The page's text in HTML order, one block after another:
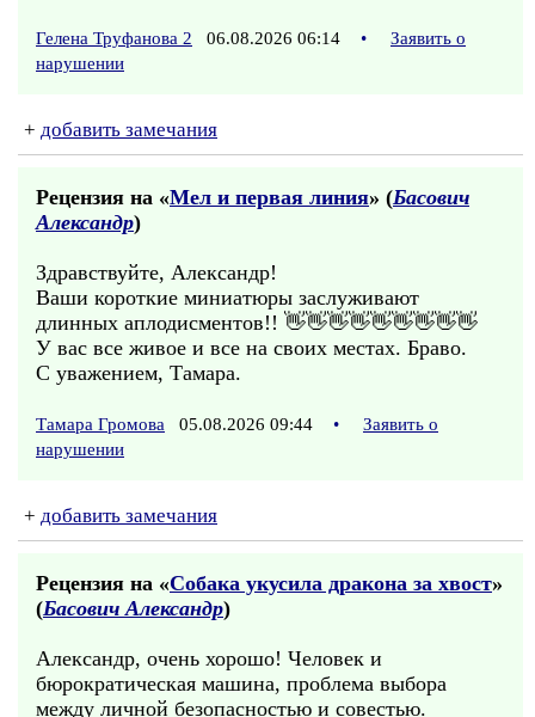
Гелена Труфанова 2 06.08.2026 06:14 •
Заявить о
нарушении
+ добавить замечания
Рецензия на «Мел и первая линия» (Басович
Александр)
Здравствуйте, Александр!
Ваши короткие миниатюры заслуживают
длинных аплодисментов!! 👋👋👋👋👋👋👋👋👋
У вас все живое и все на своих местах. Браво.
С уважением, Тамара.
Тамара Громова 05.08.2026 09:44 •
Заявить о
нарушении
+ добавить замечания
Рецензия на «Собака укусила дракона за хвост»
(Басович Александр)
Александр, очень хорошо! Человек и
бюрократическая машина, проблема выбора
между личной безопасностью и совестью.